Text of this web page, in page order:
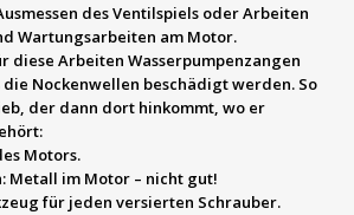
des Ventilspiels oder Arbeiten
Wartungsarbeiten am Motor.
diese Arbeiten Wasserpumpenzangen
Nockenwellen beschädigt werden. So
der dann dort hinkommt, wo er
Motors.
Metall im Motor – nicht gut!
für jeden versierten Schrauber.